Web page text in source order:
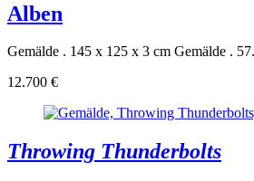
Alben
Gemälde . 145 x 125 x 3 cm Gemälde .
12.700 €
Throwing Thunderbolts